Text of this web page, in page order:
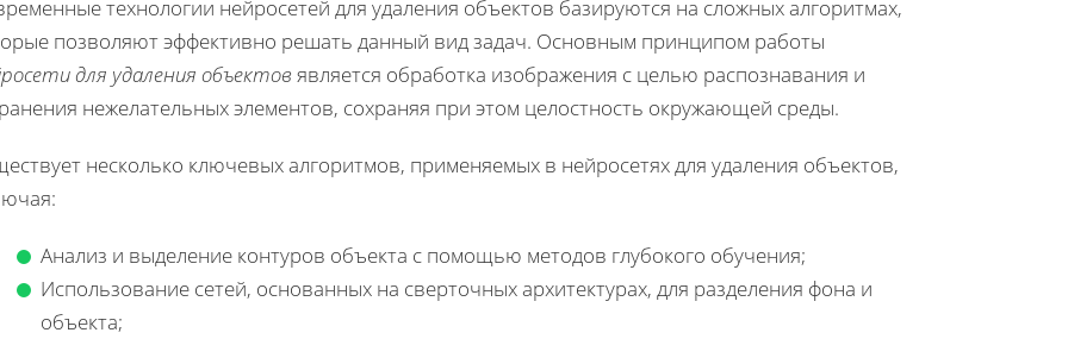
технологии нейросетей для удаления объектов базируются на сложных алгоритмах,
позволяют эффективно решать данный вид задач. Основным принципом работы
для удаления объектов является обработка изображения с целью распознавания и
нежелательных элементов, сохраняя при этом целостность окружающей среды.
несколько ключевых алгоритмов, применяемых в нейросетях для удаления объектов,
Анализ и выделение контуров объекта с помощью методов глубокого обучения;
Использование сетей, основанных на сверточных архитектурах, для разделения фона и
объекта;